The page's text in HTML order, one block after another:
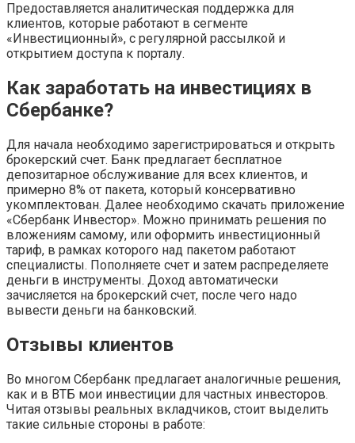
Предоставляется аналитическая поддержка для
клиентов, которые работают в сегменте
«Инвестиционный», с регулярной рассылкой и
открытием доступа к порталу.
Как заработать на инвестициях в
Сбербанке?
Для начала необходимо зарегистрироваться и открыть
брокерский счет. Банк предлагает бесплатное
депозитарное обслуживание для всех клиентов, и
примерно 8% от пакета, который консервативно
укомплектован. Далее необходимо скачать приложение
«Сбербанк Инвестор». Можно принимать решения по
вложениям самому, или оформить инвестиционный
тариф, в рамках которого над пакетом работают
специалисты. Пополняете счет и затем распределяете
деньги в инструменты. Доход автоматически
зачисляется на брокерский счет, после чего надо
вывести деньги на банковский.
Отзывы клиентов
Во многом Сбербанк предлагает аналогичные решения,
как и в ВТБ мои инвестиции для частных инвесторов.
Читая отзывы реальных вкладчиков, стоит выделить
такие сильные стороны в работе: